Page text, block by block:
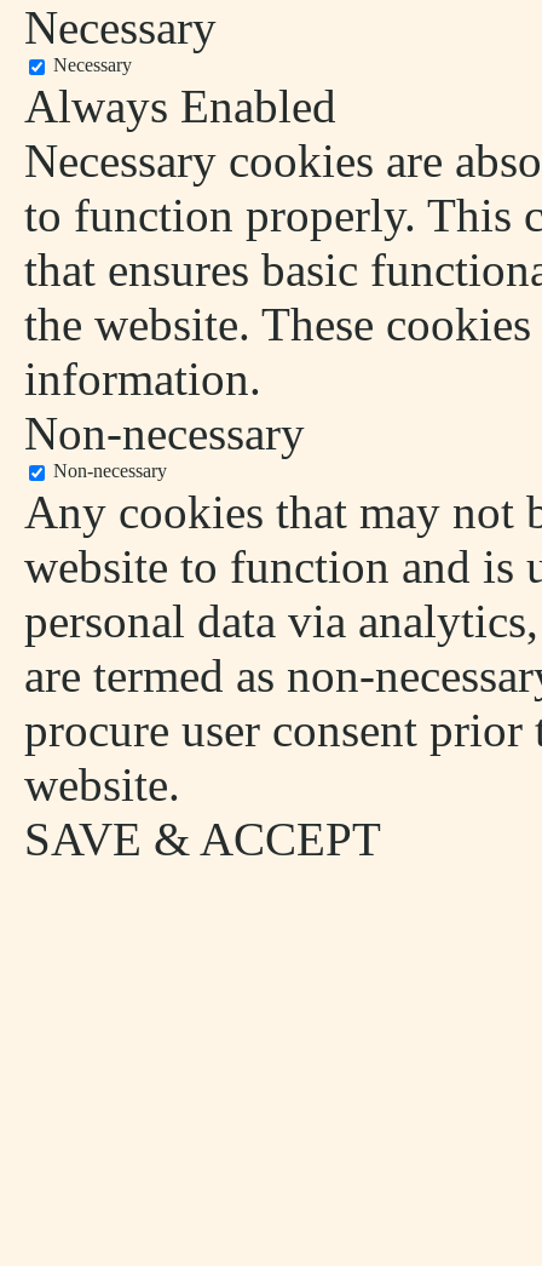
Necessary
Necessary
Always Enabled
Necessary cookies are
to function properly. This
that ensures basic
the website. These
information.
Non-necessary
Non-necessary
Any cookies that may not
website to function and is
personal data via
are termed as non-
procure user consent
website.
SAVE & ACCEPT